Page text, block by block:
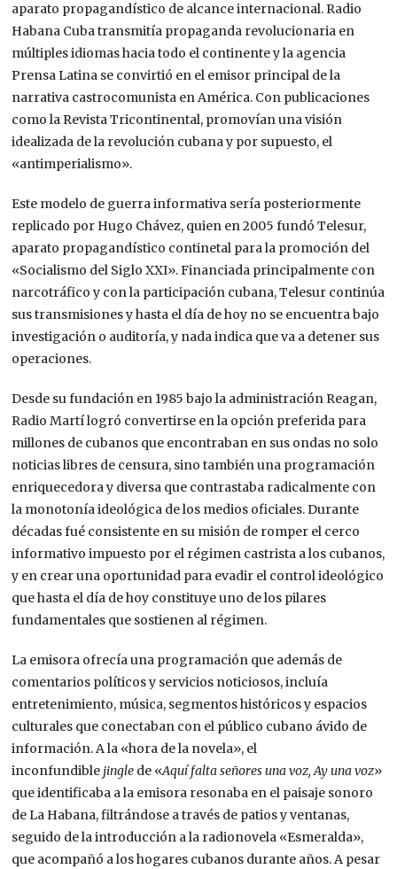
aparato propagandístico de alcance internacional. Radio
Habana Cuba transmitía propaganda revolucionaria en
múltiples idiomas hacia todo el continente y la agencia
Prensa Latina se convirtió en el emisor principal de la
narrativa castrocomunista en América. Con publicaciones
como la Revista Tricontinental, promovían una visión
idealizada de la revolución cubana y por supuesto, el
«antimperialismo».
Este modelo de guerra informativa sería posteriormente
replicado por Hugo Chávez, quien en 2005 fundó Telesur,
aparato propagandístico continetal para la promoción del
«Socialismo del Siglo XXI». Financiada principalmente con
narcotráfico y con la participación cubana, Telesur continúa
sus transmisiones y hasta el día de hoy no se encuentra bajo
investigación o auditoría, y nada indica que va a detener sus
operaciones.
Desde su fundación en 1985 bajo la administración Reagan,
Radio Martí logró convertirse en la opción preferida para
millones de cubanos que encontraban en sus ondas no solo
noticias libres de censura, sino también una programación
enriquecedora y diversa que contrastaba radicalmente con
la monotonía ideológica de los medios oficiales. Durante
décadas fué consistente en su misión de romper el cerco
informativo impuesto por el régimen castrista a los cubanos,
y en crear una oportunidad para evadir el control ideológico
que hasta el día de hoy constituye uno de los pilares
fundamentales que sostienen al régimen.
La emisora ofrecía una programación que además de
comentarios políticos y servicios noticiosos, incluía
entretenimiento, música, segmentos históricos y espacios
culturales que conectaban con el público cubano ávido de
información. A la «hora de la novela», el
inconfundible jingle de «Aquí falta señores una voz, Ay una voz»
que identificaba a la emisora resonaba en el paisaje sonoro
de La Habana, filtrándose a través de patios y ventanas,
seguido de la introducción a la radionovela «Esmeralda»,
que acompañó a los hogares cubanos durante años. A pesar